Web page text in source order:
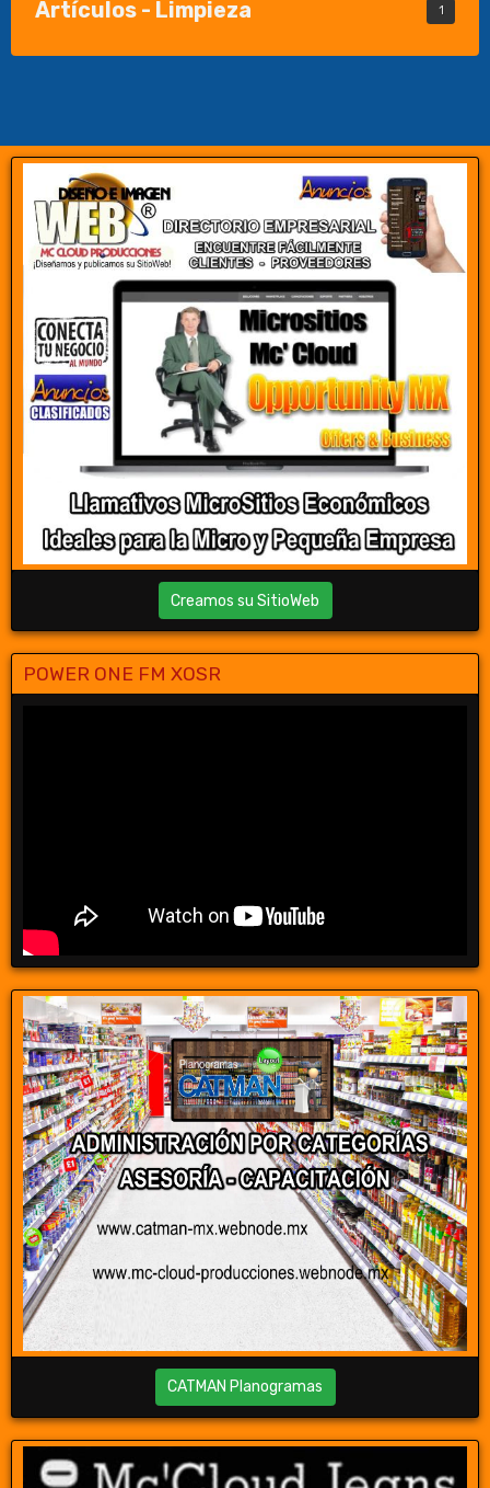
Artículos - Limpieza 1
Creamos su SitioWeb
POWER ONE FM XOSR
CATMAN Planogramas